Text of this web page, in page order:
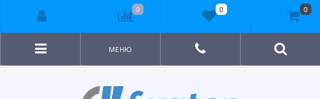
МЕНЮ
0 0 0